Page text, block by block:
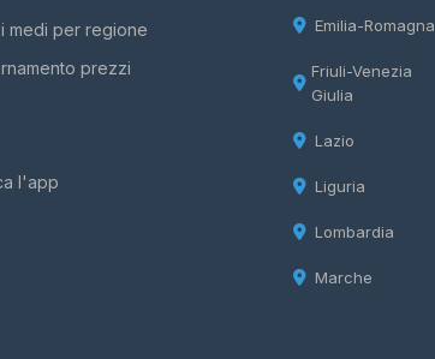
medi per regione
prezzi
l'app
Emilia-Romagna
Friuli-Venezia
Giulia
Lazio
Liguria
Lombardia
Marche